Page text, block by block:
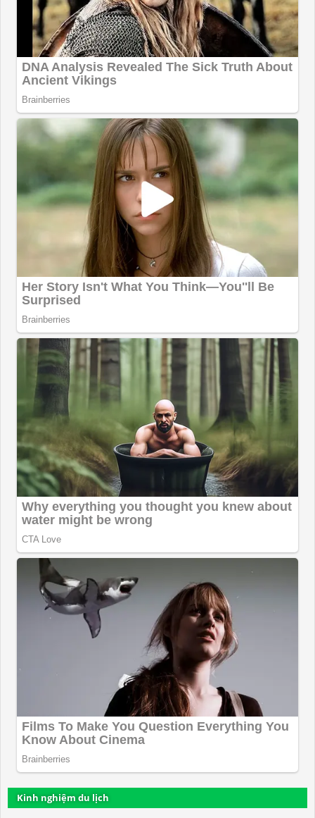
Kinh nghiệm du lịch